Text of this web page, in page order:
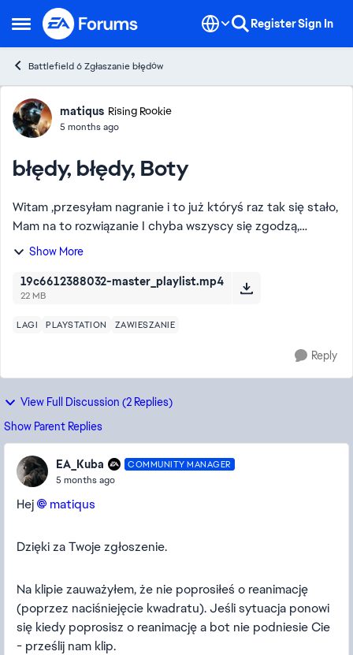
Open Side Menu
Skip to content RegisterSign In
Battlefield 6 Zgłaszanie błędów
Forum Discussion
matiqus Rising Rookie
5 months ago
błędy, błędy, Boty
Witam ,przesyłam nagranie i to już któryś raz tak się stało,
Mam na to rozwiązanie I chyba wszyscy się zgodzą,
PROSZE O usunięcie tych przeklętych BOTÓW!!!!! na moje
Show More
19c6612388032-master_playlist.mp4
22 MB
LAGI PLAYSTATION ZAWIESZANIE
Reply
View Full Discussion (2 Replies)
Show Parent Replies
EA_Kuba COMMUNITY MANAGER
5 months ago
Hej matiqus​
Dzięki za Twoje zgłoszenie.
Na klipie zauważyłem, że nie poprosiłeś o reanimację
(poprzez naciśniejęcie kwadratu). Jeśli sytuacja ponowi
się kiedy poprosisz o reanimację a bot nie podniesie Cie
- prześlij nam klip.